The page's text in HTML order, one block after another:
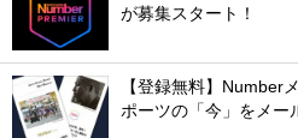
が募集スタート！
【登録無料】Number
ポーツの「今」をメー